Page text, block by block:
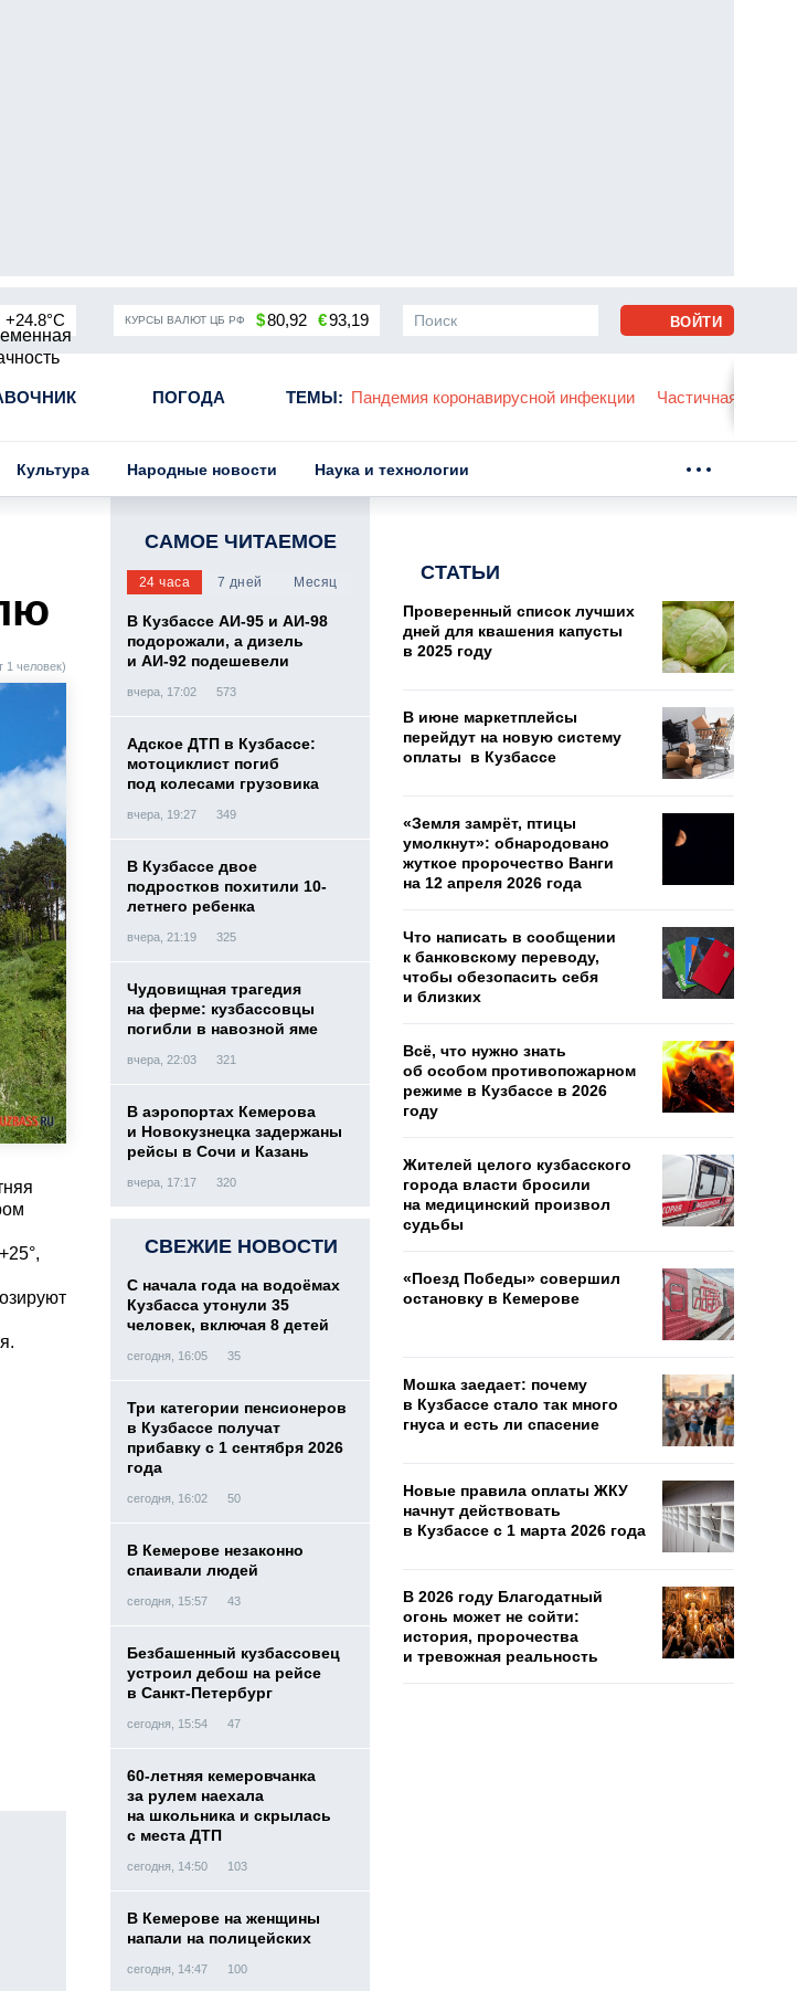
+24.8°C КУРСЫ ВАЛЮТ ЦБ РФ $80,92 €93,19
ПОГОДА ТЕМЫ:
Угольная промышленность Кузбасса Пандемия коронавирусной инфекции Частичная
ВОЙТИ
Культура Народные новости Наука и технологии
1 человек)
САМОЕ ЧИТАЕМОЕ
24 часа 7 дней Месяц
В Кузбассе АИ-95 и АИ-98
подорожали, а дизель
и АИ-92 подешевели
вчера, 17:02 573
Адское ДТП в Кузбассе:
мотоциклист погиб
под колесами грузовика
вчера, 19:27 349
В Кузбассе двое
подростков похитили 10-
летнего ребенка
вчера, 21:19 325
Чудовищная трагедия
на ферме: кузбассовцы
погибли в навозной яме
вчера, 22:03 321
В аэропортах Кемерова
и Новокузнецка задержаны
рейсы в Сочи и Казань
вчера, 17:17 320
СВЕЖИЕ НОВОСТИ
С начала года на водоёмах
Кузбасса утонули 35
человек, включая 8 детей
сегодня, 16:05 35
Три категории пенсионеров
в Кузбассе получат
прибавку с 1 сентября 2026
года
сегодня, 16:02 50
В Кемерове незаконно
спаивали людей
сегодня, 15:57 43
Безбашенный кузбассовец
устроил дебош на рейсе
в Санкт-Петербург
сегодня, 15:54 47
60-летняя кемеровчанка
за рулем наехала
на школьника и скрылась
с места ДТП
сегодня, 14:50 103
В Кемерове на женщины
напали на полицейских
сегодня, 14:47 100
СТАТЬИ
Проверенный список лучших
дней для квашения капусты
в 2025 году
В июне маркетплейсы
перейдут на новую систему
оплаты в Кузбассе
«Земля замрёт, птицы
умолкнут»: обнародовано
жуткое пророчество Ванги
на 12 апреля 2026 года
Что написать в сообщении
к банковскому переводу,
чтобы обезопасить себя
и близких
Всё, что нужно знать
об особом противопожарном
режиме в Кузбассе в 2026
году
Жителей целого кузбасского
города власти бросили
на медицинский произвол
судьбы
«Поезд Победы» совершил
остановку в Кемерове
Мошка заедает: почему
в Кузбассе стало так много
гнуса и есть ли спасение
Новые правила оплаты ЖКУ
начнут действовать
в Кузбассе с 1 марта 2026 года
В 2026 году Благодатный
огонь может не сойти:
история, пророчества
и тревожная реальность